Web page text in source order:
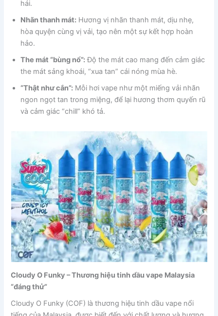
hái.
Nhãn thanh mát: Hương vị nhãn thanh mát, dịu nhẹ,
hòa quyện cùng vị vải, tạo nên một sự kết hợp hoàn
hảo.
The mát “bùng nổ”:Độ the mát cao mang đến cảm giác
the mát sảng khoái, “xua tan” cái nóng mùa hè.
“Thật như cắn”: Mỗi hơi vape như một miếng vải nhãn
ngon ngọt tan trong miệng, để lại hương thơm quyến rũ
và cảm giác “chill” khó tả.
Cloudy O Funky – Thương hiệu tinh dầu vape Malaysia
“đáng thử”
Cloudy O Funky (COF) là thương hiệu tinh dầu vape nổi